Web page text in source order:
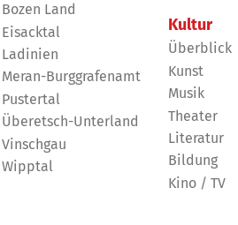
Bozen Land
Eisacktal
Ladinien
Meran-Burggrafenamt
Pustertal
Überetsch-Unterland
Vinschgau
Wipptal
Kultur
Überblick
Kunst
Musik
Theater
Literatur
Bildung
Kino / TV